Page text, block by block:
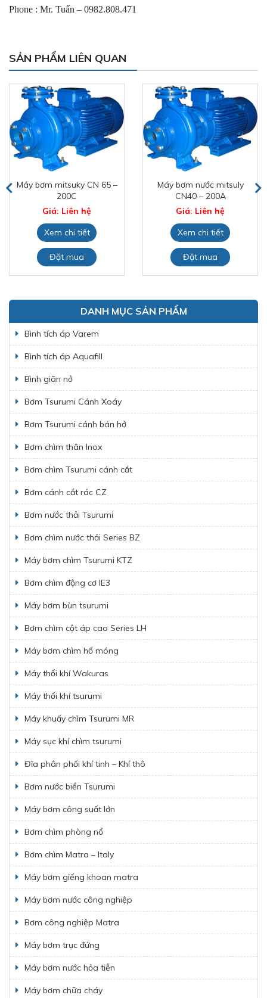
Phone : Mr. Tuấn – 0982.808.471
SẢN PHẨM LIÊN QUAN
Máy bơm mitsuky CN 65 –
200C
Giá: Liên hệ
Xem chi tiết
Đặt mua
Máy bơm nước mitsuly
CN40 – 200A
Giá: Liên hệ
Xem chi tiết
Đặt mua
DANH MỤC SẢN PHẨM
Bình tích áp Varem
Bình tích áp Aquafill
Bình giãn nở
Bơm Tsurumi Cánh Xoáy
Bơm Tsurumi cánh bán hở
Bơm chìm thân Inox
Bơm chìm Tsurumi cánh cắt
Bơm cánh cắt rác CZ
Bơm nước thải Tsurumi
Bơm chìm nước thải Series BZ
Máy bơm chìm Tsurumi KTZ
Bơm chìm động cơ IE3
Máy bơm bùn tsurumi
Bơm chìm cột áp cao Series LH
Máy bơm chìm hố móng
Máy thổi khí Wakuras
Máy thổi khí tsurumi
Máy khuấy chìm Tsurumi MR
Máy sục khí chìm tsurumi
Đĩa phân phối khí tinh – Khí thô
Bơm nước biển Tsurumi
Máy bơm công suất lớn
Bơm chìm phòng nổ
Bơm chìm Matra – Italy
Máy bơm giếng khoan matra
Máy bơm nước công nghiệp
Bơm công nghiệp Matra
Máy bơm trục đứng
Máy bơm nước hỏa tiễn
Máy bơm chữa cháy